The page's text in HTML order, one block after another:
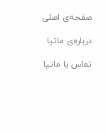
صفحه‌ی اصلی
درباره‌ی ماتیا
تماس با ماتیا